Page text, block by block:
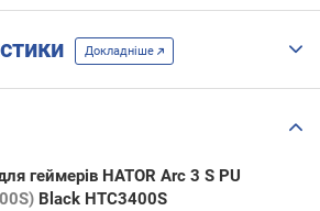
Докладніше
геймерів HATOR Arc 3 S PU
Black HTC3400S